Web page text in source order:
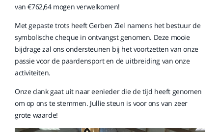
van €762,64 mogen verwelkomen!
Met gepaste trots heeft Gerben Ziel namens het bestuur de
symbolische cheque in ontvangst genomen. Deze mooie
bijdrage zal ons ondersteunen bij het voortzetten van onze
passie voor de paardensport en de uitbreiding van onze
activiteiten.
Onze dank gaat uit naar eenieder die de tijd heeft genomen
om op ons te stemmen. Jullie steun is voor ons van zeer
grote waarde!